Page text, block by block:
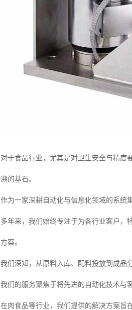
对于食品行业，尤其是对卫生安全与精度
溯的基石。
作为一家深耕自动化与信息化领域的系统
多年来，我们始终专注于为各行业客户，
方案。
我们深知，从原料入库、配料投放到成品
我们的服务聚焦于将先进的自动化技术与
在肉食品等行业，我们提供的解决方案旨